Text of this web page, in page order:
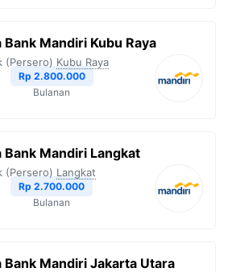
Mandiri Kubu Raya
(Persero) Kubu Raya
Rp 2.800.000
Bulanan
Bank Mandiri Langkat
(Persero) Langkat
Rp 2.700.000
Bulanan
Bank Mandiri Jakarta Utara